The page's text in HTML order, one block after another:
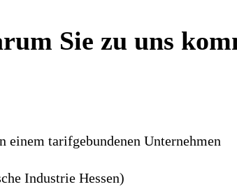
Sie zu uns
tarifgebundenen Unternehmen
Industrie Hessen)